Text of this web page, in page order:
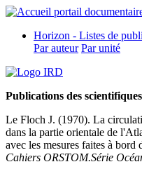
Horizon - Listes de
Par auteur Par unité
Publications des
Le Floch J. (1970). La
dans la partie orientale de
avec les mesures faites à
Cahiers ORSTOM.Série